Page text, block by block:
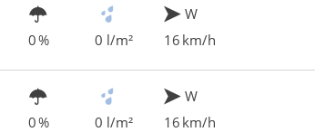
0 % 0 l/m²
W
16 km/h
0 % 0 l/m²
W
16 km/h